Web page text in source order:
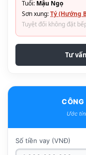
Tuổi: Mậu Ngọ
Sơn xung:Tý (Hướng
Tuyệt đối không đặt
Tư
CÔNG
Ước
Số tiền vay (VNĐ)